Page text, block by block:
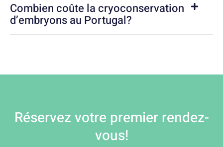
Combien coûte la cryoconservation
d’embryons au Portugal?
Réservez votre premier rendez-
vous!